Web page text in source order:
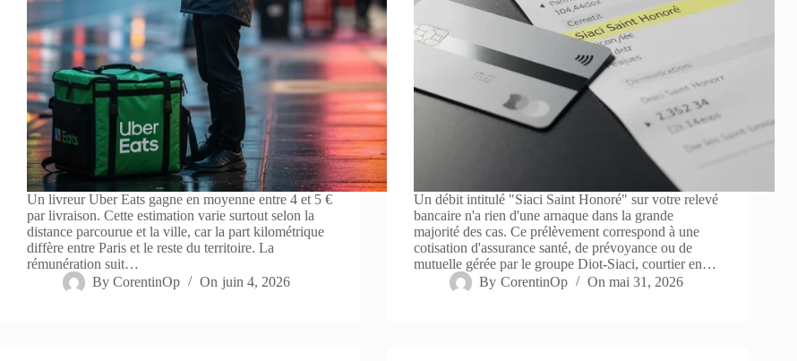
Un livreur Uber Eats gagne en moyenne entre 4 et 5 €
par livraison. Cette estimation varie surtout selon la
distance parcourue et la ville, car la part kilométrique
diffère entre Paris et le reste du territoire. La
rémunération suit…
By CorentinOp On juin 4, 2026
Un débit intitulé "Siaci Saint Honoré" sur votre relevé
bancaire n'a rien d'une arnaque dans la grande
majorité des cas. Ce prélèvement correspond à une
cotisation d'assurance santé, de prévoyance ou de
mutuelle gérée par le groupe Diot-Siaci, courtier en…
By CorentinOp On mai 31, 2026